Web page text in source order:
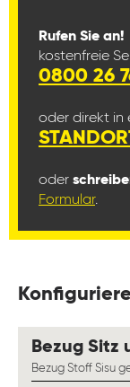
Rufen Sie an!
kostenfreie
0800 26
oder direkt in
oder
Formular.
Bezug Sitz
Bezug Stoff Sisu